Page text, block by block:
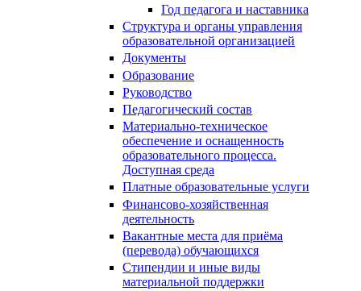
Год педагога и наставника
Структура и органы управления
образовательной организацией
Документы
Образование
Руководство
Педагогический состав
Материально-техническое
обеспечение и оснащенность
образовательного процесса.
Доступная среда
Платные образовательные услуги
Финансово-хозяйственная
деятельность
Вакантные места для приёма
(перевода) обучающихся
Стипендии и иные виды
материальной поддержки